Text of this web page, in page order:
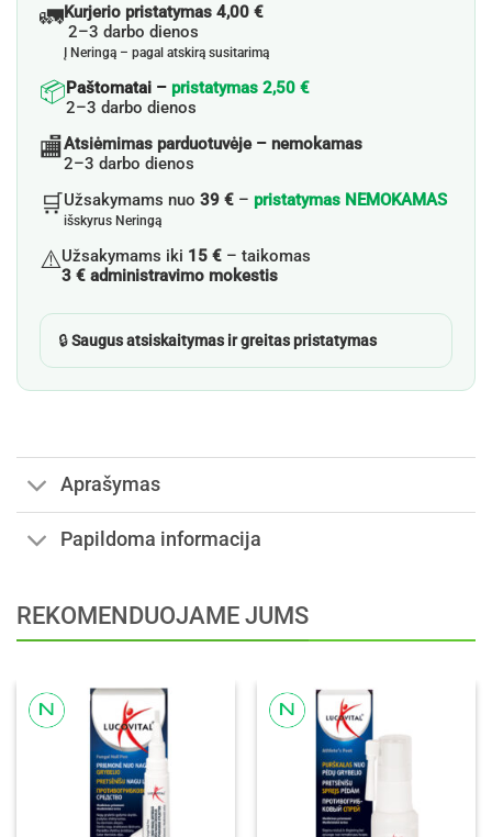
🚛Kurjerio pristatymas 4,00 €
2–3 darbo dienos
Į Neringą – pagal atskirą susitarimą
📦Paštomatai – pristatymas 2,50 €
2–3 darbo dienos
🏬Atsiėmimas parduotuvėje – nemokamas
2–3 darbo dienos
🛒Užsakymams nuo 39 € – pristatymas NEMOKAMAS
išskyrus Neringą
⚠️Užsakymams iki 15 € – taikomas
3 € administravimo mokestis
🔒Saugus atsiskaitymas ir greitas pristatymas
Aprašymas
Papildoma informacija
REKOMENDUOJAME JUMS